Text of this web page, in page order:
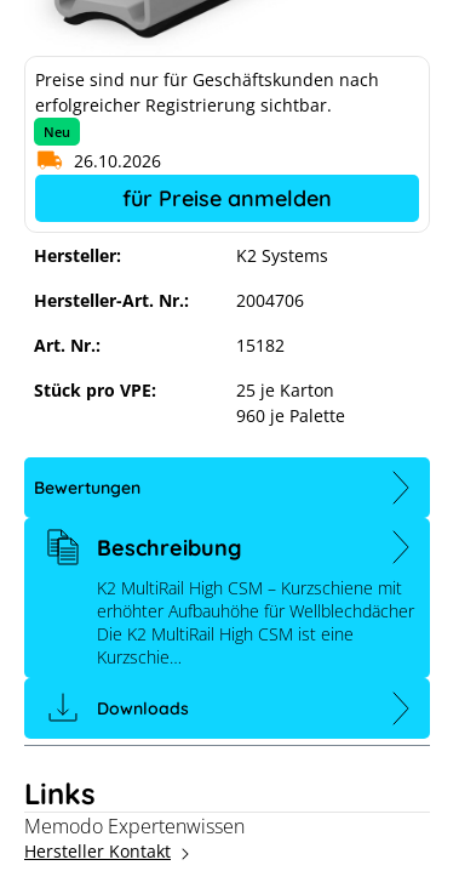
K2 MultiRail High CSM
Hersteller:
K2 Systems
Hersteller-Art. Nr.:
2004706
Art. Nr.:
15182
Stück pro VPE:
25 je Karton
960 je Palette
Preise sind nur für Geschäftskunden nach
erfolgreicher Registrierung sichtbar.
Neu
26.10.2026
für Preise anmelden
Links
Memodo Expertenwissen
Hersteller Kontakt
Bewertungen
Beschreibung
K2 MultiRail High CSM – Kurzschiene mit
erhöhter Aufbauhöhe für Wellblechdächer
Die K2 MultiRail High CSM ist eine
Kurzschie…
Downloads